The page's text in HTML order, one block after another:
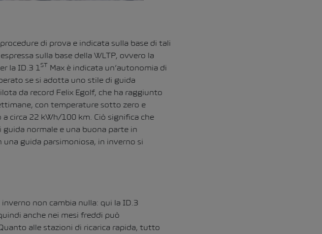
di prova e indicata sulla base di tali
sulla base della WLTP, ovvero la
la ID.3 1 ST Max è indicata un’autonomia di
se si adotta uno stile di guida
da record Felix Egolf, che ha raggiunto
con temperature sotto zero e
circa 22 kWh/100 km. Ciò significa che
guida normale e una buona parte in
guida parsimoniosa, in inverno si
non cambia nulla: qui la ID.3
anche nei mesi freddi può
alle stazioni di ricarica rapida, tutto